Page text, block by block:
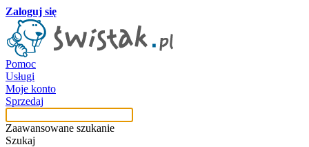
Zaloguj się
Pomoc
Usługi
Moje konto
Sprzedaj
Zaawansowane szukanie
Szukaj